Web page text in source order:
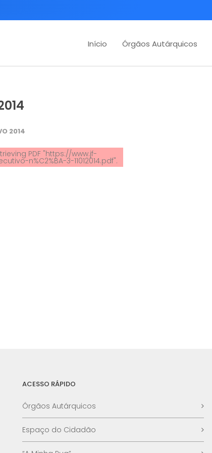
Início Órgãos Autárquicos
2014
PDF "https://www.jf-
n%C2%BA-3-11012014.pdf".
ACESSO RÁPIDO
Órgãos Autárquicos
Espaço do Cidadão